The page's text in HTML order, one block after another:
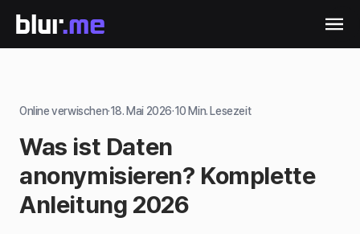
Online verwischen·18. Mai 2026·10 Min. Lesezeit
Was ist Daten
anonymisieren? Komplette
Anleitung 2026